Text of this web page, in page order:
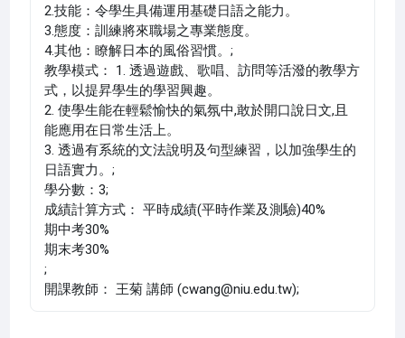
2.技能：令學生具備運用基礎日語之能力。
3.態度：訓練將來職場之專業態度。
4.其他：瞭解日本的風俗習慣。;
教學模式： 1. 透過遊戲、歌唱、訪問等活潑的教學方
式，以提昇學生的學習興趣。
2. 使學生能在輕鬆愉快的氣氛中,敢於開口說日文,且
能應用在日常生活上。
3. 透過有系統的文法說明及句型練習，以加強學生的
日語實力。;
學分數：3;
成績計算方式： 平時成績(平時作業及測驗)40%
期中考30%
期末考30%
;
開課教師： 王菊 講師 (cwang@niu.edu.tw);